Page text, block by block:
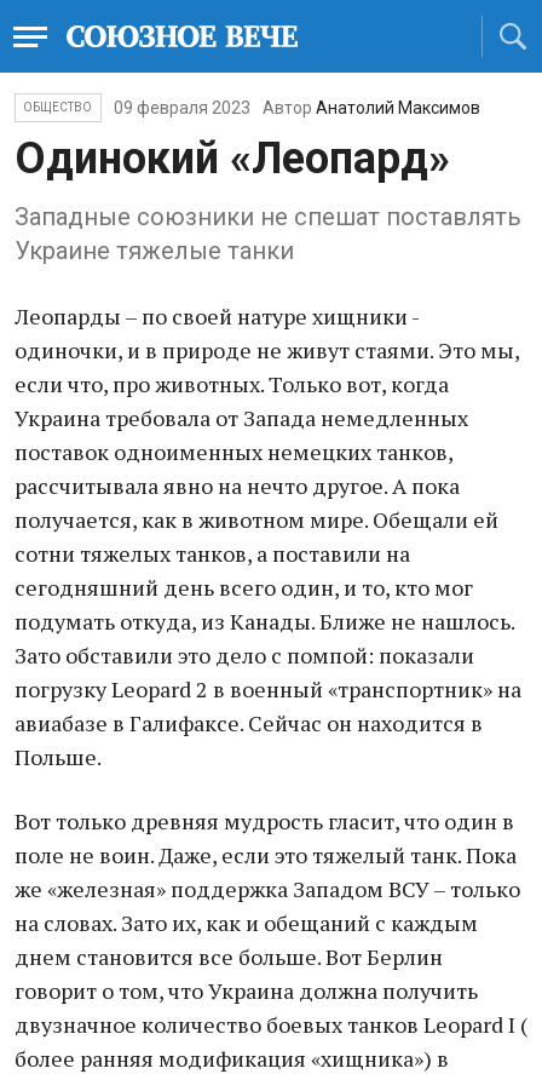
ОБЩЕСТВО 09 февраля 2023 Автор Анатолий Максимов
Одинокий «Леопард»
Западные союзники не спешат поставлять
Украине тяжелые танки
Леопарды – по своей натуре хищники -
одиночки, и в природе не живут стаями. Это мы,
если что, про животных. Только вот, когда
Украина требовала от Запада немедленных
поставок одноименных немецких танков,
рассчитывала явно на нечто другое. А пока
получается, как в животном мире. Обещали ей
сотни тяжелых танков, а поставили на
сегодняшний день всего один, и то, кто мог
подумать откуда, из Канады. Ближе не нашлось.
Зато обставили это дело с помпой: показали
погрузку Leopard 2 в военный «транспортник» на
авиабазе в Галифаксе. Сейчас он находится в
Польше.
Вот только древняя мудрость гласит, что один в
поле не воин. Даже, если это тяжелый танк. Пока
же «железная» поддержка Западом ВСУ – только
на словах. Зато их, как и обещаний с каждым
днем становится все больше. Вот Берлин
говорит о том, что Украина должна получить
двузначное количество боевых танков Leopard I (
более ранняя модификация «хищника») в